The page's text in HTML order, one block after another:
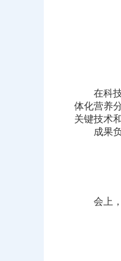
在科技
体化营养
关键技术
成果负
会上，